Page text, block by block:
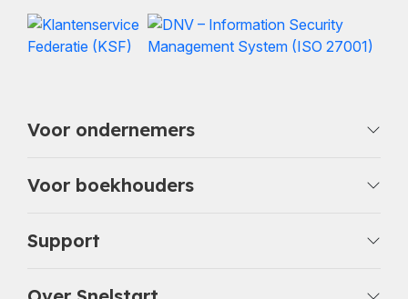
Voor ondernemers
Voor boekhouders
Support